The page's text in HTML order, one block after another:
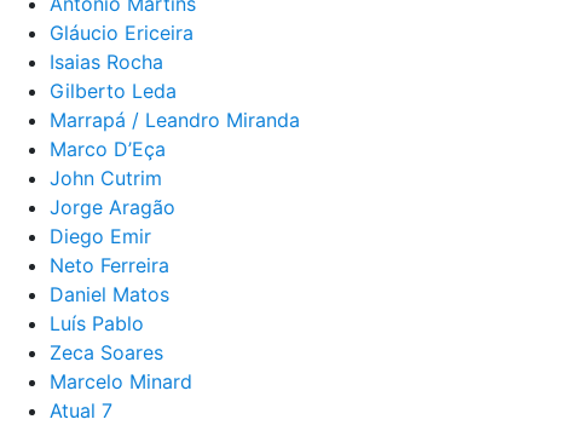
Gláucio Ericeira
Isaias Rocha
Gilberto Leda
Marrapá / Leandro Miranda
Marco D’Eça
John Cutrim
Jorge Aragão
Diego Emir
Neto Ferreira
Daniel Matos
Luís Pablo
Zeca Soares
Marcelo Minard
Atual 7